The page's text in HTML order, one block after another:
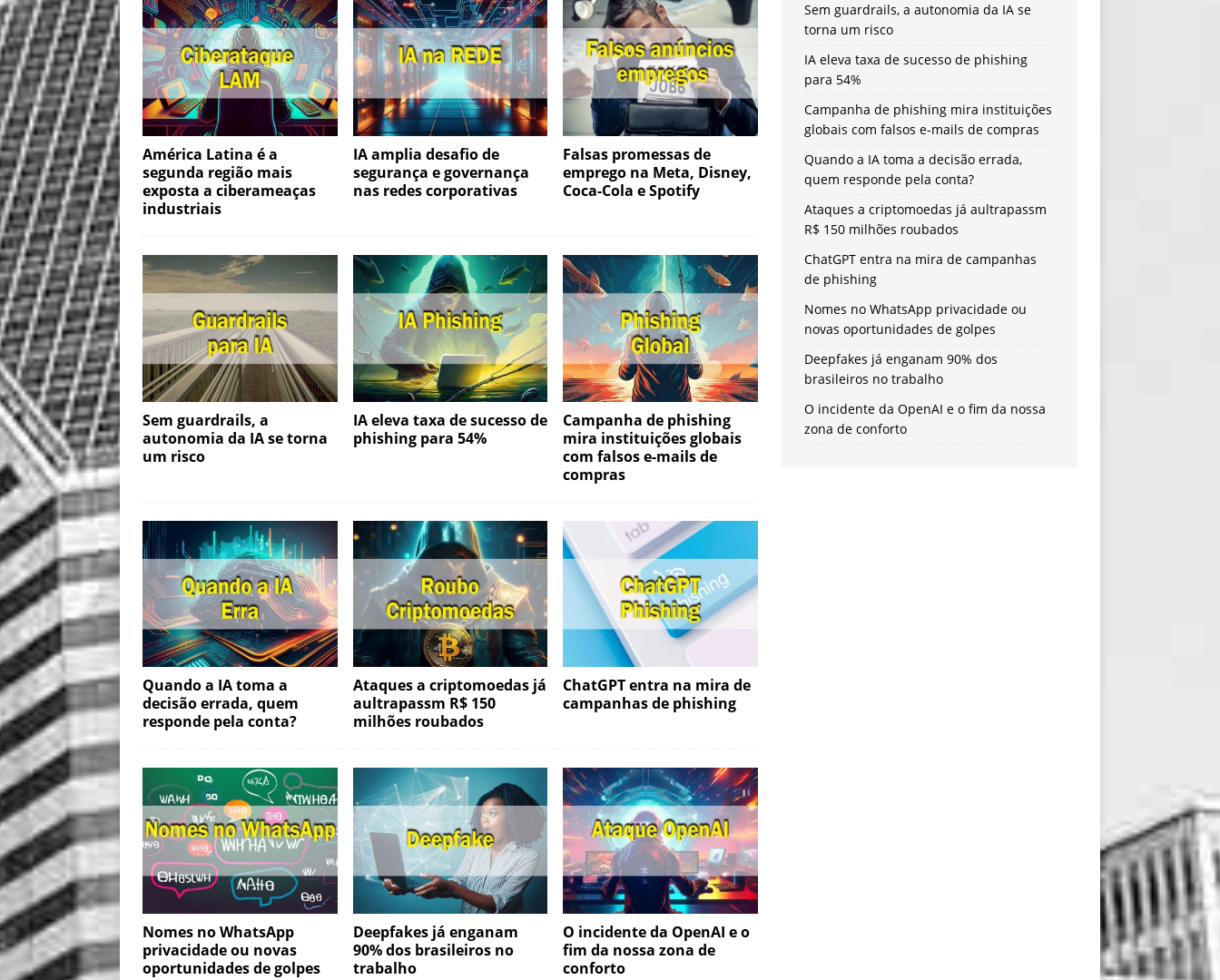
América Latina é a
segunda região mais
exposta a ciberameaças
industriais
IA amplia desafio de
segurança e governança
nas redes corporativas
Falsas promessas de
emprego na Meta, Disney,
Coca-Cola e Spotify
Sem guardrails, a
autonomia da IA se torna
um risco
IA eleva taxa de sucesso de
phishing para 54%
Campanha de phishing
mira instituições globais
com falsos e-mails de
compras
Quando a IA toma a
decisão errada, quem
responde pela conta?
Ataques a criptomoedas já
aultrapassm R$ 150
milhões roubados
ChatGPT entra na mira de
campanhas de phishing
Nomes no WhatsApp
privacidade ou novas
oportunidades de golpes
Deepfakes já enganam
90% dos brasileiros no
trabalho
O incidente da OpenAI e o
fim da nossa zona de
conforto
Sem guardrails, a autonomia da IA se
torna um risco
IA eleva taxa de sucesso de phishing
para 54%
Campanha de phishing mira instituições
globais com falsos e-mails de compras
Quando a IA toma a decisão errada,
quem responde pela conta?
Ataques a criptomoedas já aultrapassm
R$ 150 milhões roubados
ChatGPT entra na mira de campanhas
de phishing
Nomes no WhatsApp privacidade ou
novas oportunidades de golpes
Deepfakes já enganam 90% dos
brasileiros no trabalho
O incidente da OpenAI e o fim da nossa
zona de conforto